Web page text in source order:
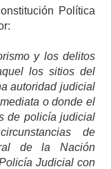
Política
y los delitos
los sitios del
autoridad judicial
o donde el
de policía judicial
de
de la Nación
Judicial con